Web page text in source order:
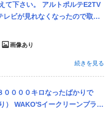
て下さい。 アルトポルテE2TV
ビが見れなくなったので取り
で分かりません。 メーカーに
画像あり
続きを見る
００００キロなったばかりで
） WAKO'Sイークリーンプラス
） 燃料添加剤FCR-062（多...